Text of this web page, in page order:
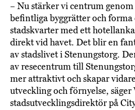
– Nu stärker vi centrum
befintliga byggrätter och
stadskvarter med ett
direkt vid havet. Det blir en
av stadslivet i Stenungstorg.
av resecentrum till
mer attraktivt och skapar
utveckling och förnyelse, säger
stadsutvecklingsdirektör på